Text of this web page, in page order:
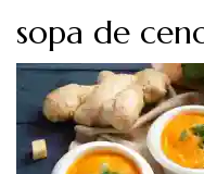
sopa de